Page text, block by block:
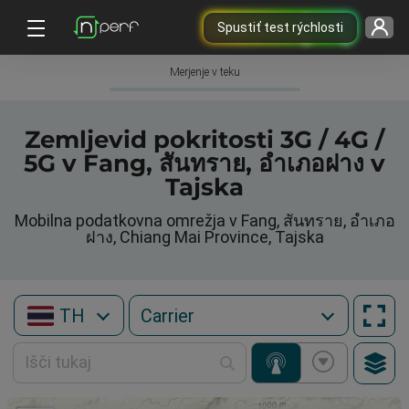
Spustiť test rýchlosti
Merjenje v teku
Zemljevid pokritosti 3G / 4G /
5G v Fang, สันทราย, อำเภอฝาง v
Tajska
Mobilna podatkovna omrežja v Fang, สันทราย, อำเภอ
ฝาง, Chiang Mai Province, Tajska
TH